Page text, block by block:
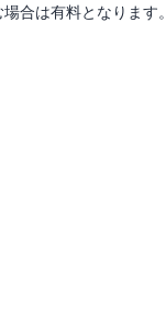
合は有料となります。